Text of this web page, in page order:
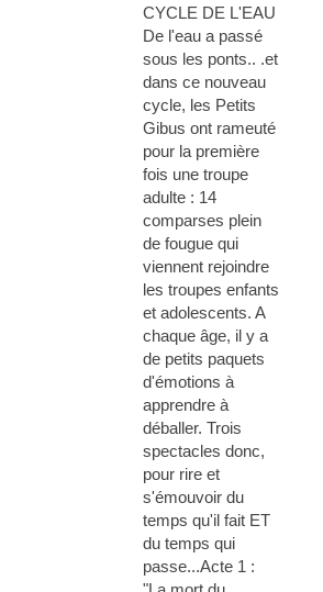
CYCLE DE L'EAU
De l'eau a passé
sous les ponts.. .et
dans ce nouveau
cycle, les Petits
Gibus ont rameuté
pour la première
fois une troupe
adulte : 14
comparses plein
de fougue qui
viennent rejoindre
les troupes enfants
et adolescents. A
chaque âge, il y a
de petits paquets
d'émotions à
apprendre à
déballer. Trois
spectacles donc,
pour rire et
s'émouvoir du
temps qu'il fait ET
du temps qui
passe...Acte 1 :